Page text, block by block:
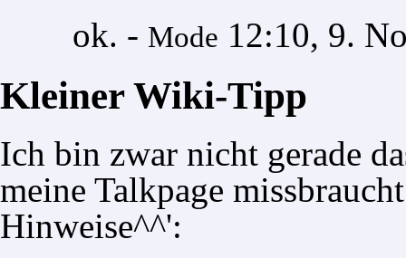
ok. - Mode 12:10, 9.
Kleiner Wiki-Tipp
Ich bin zwar nicht gerade
meine Talkpage
Hinweise^^':